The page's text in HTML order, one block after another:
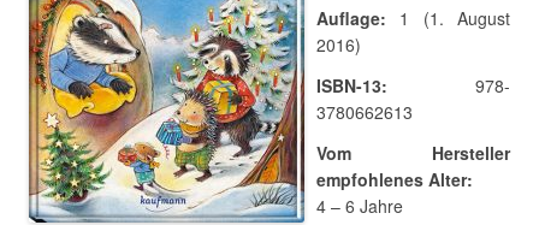
Auflage: 1 (1. August
2016)
ISBN-13: 978-
3780662613
Vom Hersteller
empfohlenes Alter:
4 – 6 Jahre